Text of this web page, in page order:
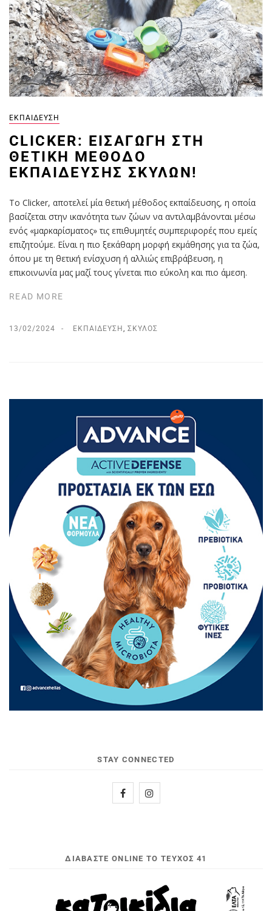
ΕΚΠΑΊΔΕΥΣΗ
CLICKER: ΕΙΣΑΓΩΓΉ ΣΤΗ
ΘΕΤΙΚΉ ΜΈΘΟΔΟ
ΕΚΠΑΊΔΕΥΣΗΣ ΣΚΎΛΩΝ!
To Clicker, αποτελεί μία θετική μέθοδος εκπαίδευσης, η οποία
βασίζεται στην ικανότητα των ζώων να αντιλαμβάνονται μέσω
ενός «μαρκαρίσματος» τις επιθυμητές συμπεριφορές που εμείς
επιζητούμε. Είναι η πιο ξεκάθαρη μορφή εκμάθησης για τα ζώα,
όπου με τη θετική ενίσχυση ή αλλιώς επιβράβευση, η
επικοινωνία μας μαζί τους γίνεται πιο εύκολη και πιο άμεση.
READ MORE
13/02/2024 ΕΚΠΑΊΔΕΥΣΗ , ΣΚΎΛΟΣ
STAY CONNECTED
ΔΙΑΒΆΣΤΕ ONLINE ΤΟ ΤΕΎΧΟΣ 41